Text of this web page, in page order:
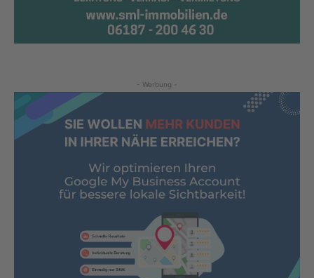
- Werbung -